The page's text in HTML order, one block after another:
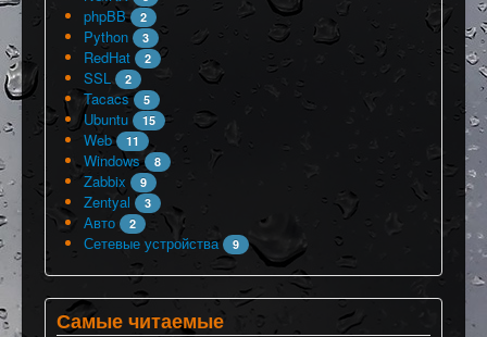
phpBB 2
Python 3
RedHat 2
SSL 2
Tacacs 5
Ubuntu 15
Web 11
Windows 8
Zabbix 9
Zentyal 3
Авто 2
Сетевые устройства 9
Самые читаемые